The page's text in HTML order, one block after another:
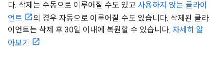
다. 삭제는 수동으로 이루어질 수도 있고 사용하지 않는 클라이
언트
의 경우 자동으로 이루어질 수도 있습니다. 삭제된 클라
이언트는 삭제 후 30일 이내에 복원할 수 있습니다. 자세히 알
아보기